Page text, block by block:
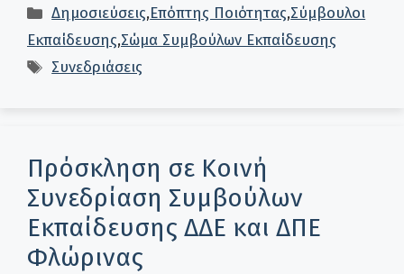
Κατηγορίες
Δημοσιεύσεις,Επόπτης Ποιότητας,Σύμβουλοι
Εκπαίδευσης,Σώμα Συμβούλων Εκπαίδευσης
Ετικέτες
Συνεδριάσεις
Πρόσκληση σε Κοινή
Συνεδρίαση Συμβούλων
Εκπαίδευσης ΔΔΕ και ΔΠΕ
Φλώρινας